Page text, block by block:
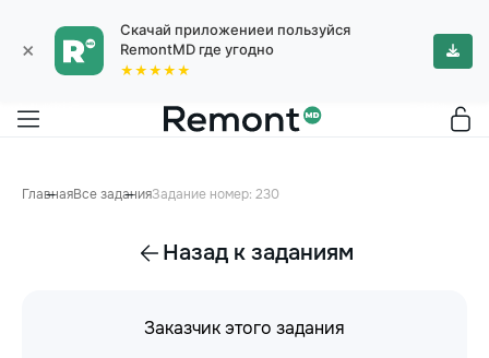
×
Скачай приложениеи пользуйся
RemontMD где угодно
★★★★★
ГлавнаяВсе заданияЗадание номер: 230
Назад к заданиям
Заказчик этого задания